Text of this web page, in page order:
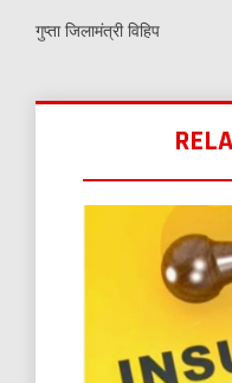
गुप्ता जिलामंत्री विहिप